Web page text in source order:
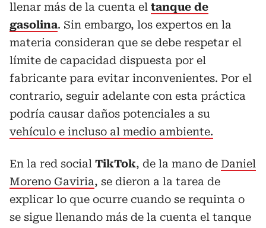
llenar más de la cuenta el tanque de
gasolina. Sin embargo, los expertos en la
materia consideran que se debe respetar el
límite de capacidad dispuesta por el
fabricante para evitar inconvenientes. Por el
contrario, seguir adelante con esta práctica
podría causar daños potenciales a su
vehículo e incluso al medio ambiente.
En la red social TikTok, de la mano de Daniel
Moreno Gaviria, se dieron a la tarea de
explicar lo que ocurre cuando se requinta o
se sigue llenando más de la cuenta el tanque